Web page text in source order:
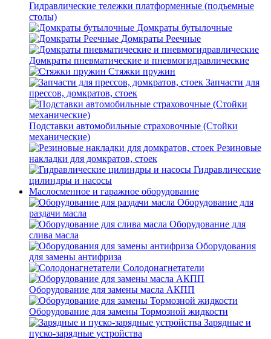
Гидравлические тележки платформенные (подъемные
столы)
Домкраты бутылочные
Домкраты Реечные
Домкраты пневматические и пневмогидравлические
Стяжки пружин
Запчасти для
прессов, домкратов, стоек
Подставки автомобильные страховочные (Стойки
механические)
Резиновые
накладки для домкратов, стоек
Гидравлические
цилиндры и насосы
Маслосменное и гаражное оборудование
Оборудование для
раздачи масла
Оборудование для
слива масла
Оборудования
для замены антифриза
Солодонагнетатели
Оборудование для замены масла АКПП
Оборудование для замены Тормозной жидкости
Зарядные и
пуско-зарядные устройства